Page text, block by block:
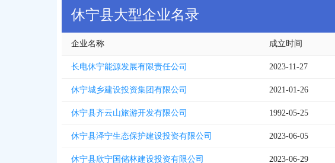
休宁县大型企业名录
企业名称 成立时间
长电休宁能源发展有限责任公司 2023-11-27
休宁城乡建设投资集团有限公司 2021-01-26
休宁县齐云山旅游开发有限公司 1992-05-25
休宁县泽宁生态保护建设投资有限公司 2023-06-05
休宁县欣宁国储林建设投资有限公司 2023-06-29